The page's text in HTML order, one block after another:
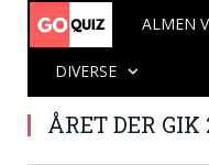
ALMEN
DIVERSE
ÅRET DER GIK